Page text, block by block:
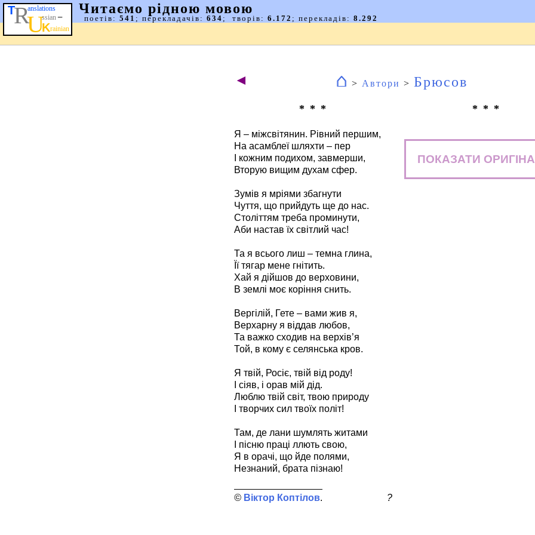
◄ ⌂ > Автори > Брюсов
* * *
Я – міжсвітянин. Рівний першим,
На асамблеї шляхти – пер
І кожним подихом, завмерши,
Вторую вищим духам сфер.
Зумів я мріями збагнути
Чуття, що прийдуть ще до нас.
Століттям треба проминути,
Аби настав їх світлий час!
Та я всього лиш – темна глина,
Її тягар мене гнітить.
Хай я дійшов до верховини,
В землі моє коріння снить.
Вергілій, Гете – вами жив я,
Верхарну я віддав любов,
Та важко сходив на верхів’я
Той, в кому є селянська кров.
Я твій, Росіє, твій від роду!
І сіяв, і орав мій дід.
Люблю твій світ, твою природу
І творчих сил твоїх політ!
Там, де лани шумлять житами
І пісню праці ллють свою,
Я в орачі, що йде полями,
Незнаний, брата пізнаю!
Віктор Коптілов ?
* * *
ПОКАЗАТИ